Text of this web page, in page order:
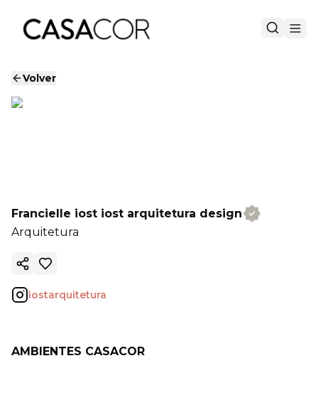
Volver
Francielle iost iost arquitetura design
Arquitetura
Copiar enlace
iostarquitetura
AMBIENTES CASACOR